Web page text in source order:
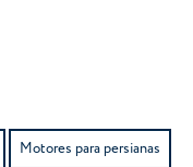
Motores para persianas